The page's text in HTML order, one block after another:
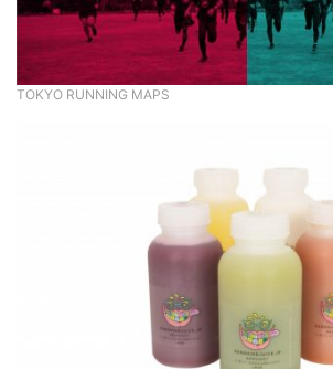
TOKYO RUNNING MAPS